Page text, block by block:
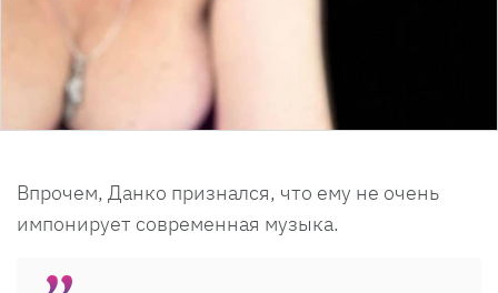
Впрочем, Данко признался, что ему не очень
импонирует современная музыка.